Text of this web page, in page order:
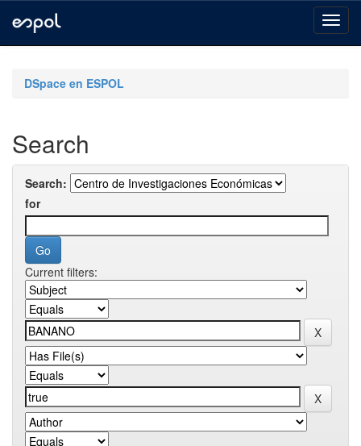
navigationDSpace en ESPOL
Search
Search:
for
Current filters: